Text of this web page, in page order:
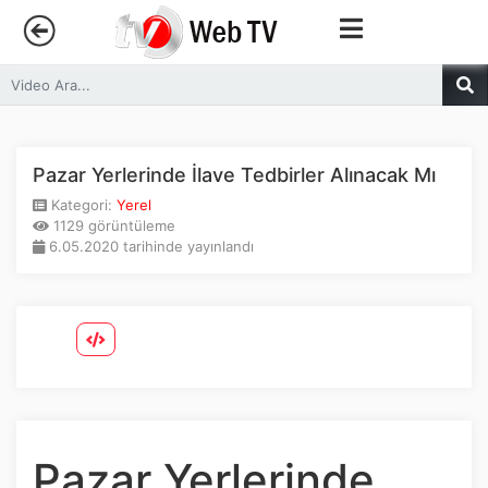
Anasayfa
Canlı Yayın
Sosyal Medya
Pazar Yerlerinde İlave Tedbirler Alınacak Mı
Kategori: Yerel
1129 görüntüleme
6.05.2020 tarihinde yayınlandı